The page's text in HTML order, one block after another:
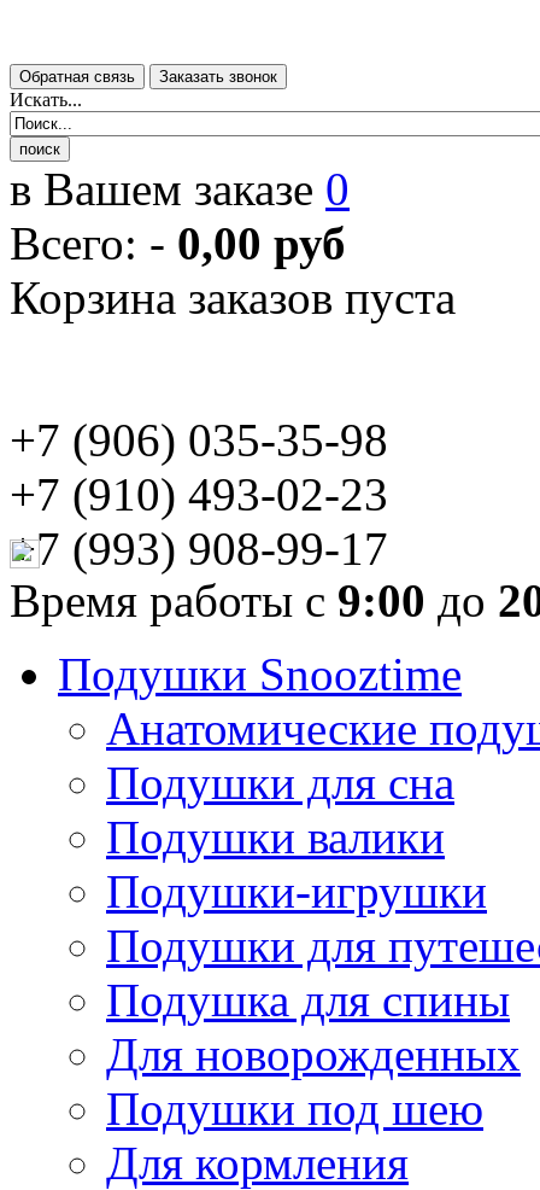
Искать...
в Вашем заказе 0
Всего: - 0,00 руб
Корзина заказов пуста
+7 (906) 035-35-98
+7 (910) 493-02-23
+7 (993) 908-99-17
Время работы с 9:00 до
Подушки Snooztime
Анатомические
Подушки для сна
Подушки валики
Подушки-игрушки
Подушки для
Подушка для спины
Для новорожденных
Подушки под шею
Для кормления